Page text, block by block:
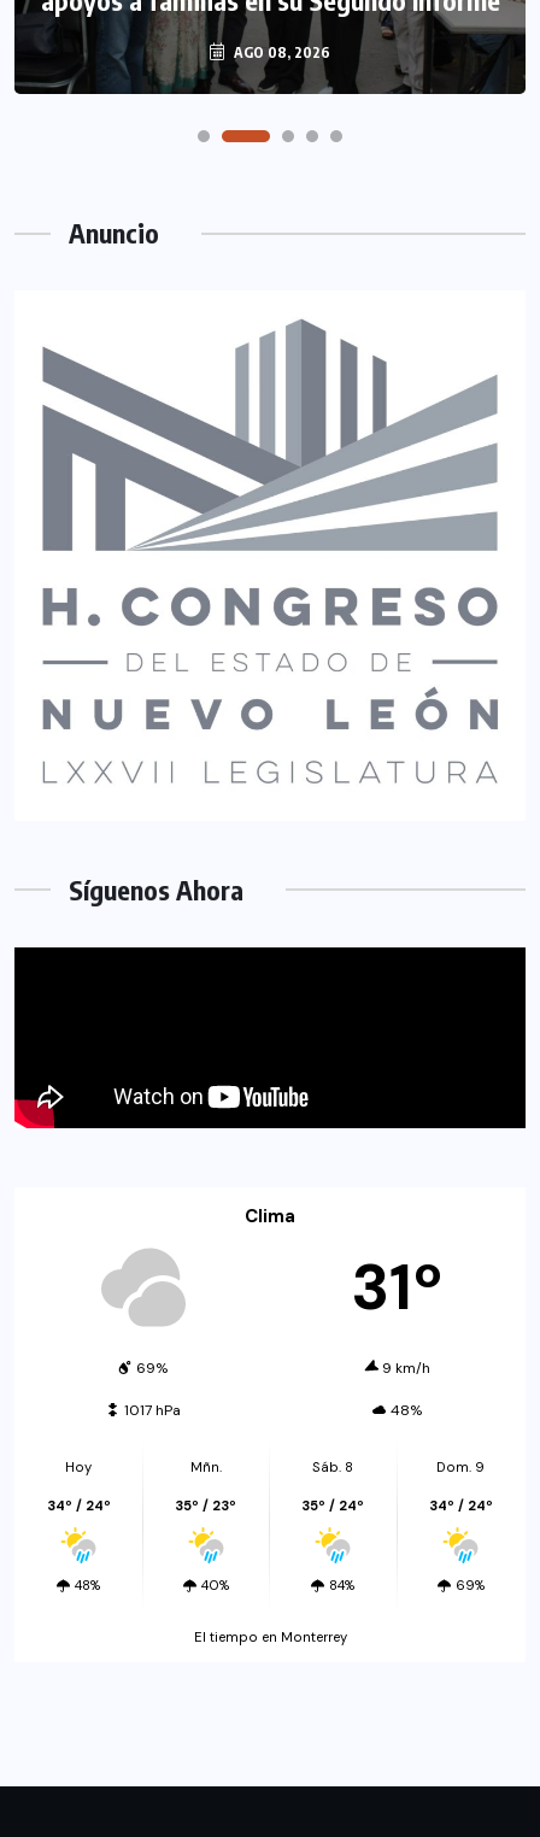
AGO 08, 2026
Anuncio
Síguenos Ahora
Clima
31º
69% 9 km/h
1017 hPa 48%
Hoy
34º / 24º
48%
Mñn.
35º / 23º
40%
Sáb. 8
35º / 24º
84%
Dom. 9
34º / 24º
69%
El tiempo en Monterrey